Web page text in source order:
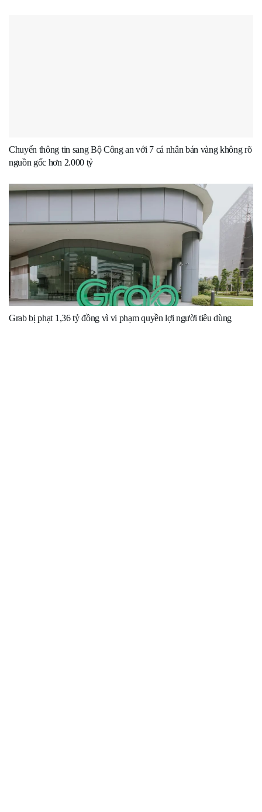
Chuyển thông tin sang Bộ Công an với 7 cá nhân bán vàng không rõ
nguồn gốc hơn 2.000 tỷ
Grab bị phạt 1,36 tỷ đồng vì vi phạm quyền lợi người tiêu dùng